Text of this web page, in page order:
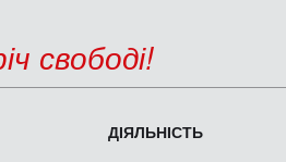
свободі!
ДІЯЛЬНІСТЬ